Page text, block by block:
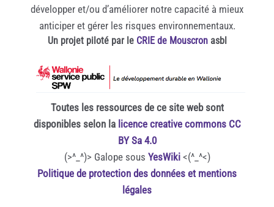
développer et/ou d’améliorer notre capacité à mieux
anticiper et gérer les risques environnementaux.
Un projet piloté par le CRIE de Mouscronasbl
Toutes les ressources de ce site web sont
disponibles selon la licence creative commons CC
BY Sa 4.0
(>^_^)> Galope sous YesWiki<(^_^<)
Politique de protection des données et mentions
légales